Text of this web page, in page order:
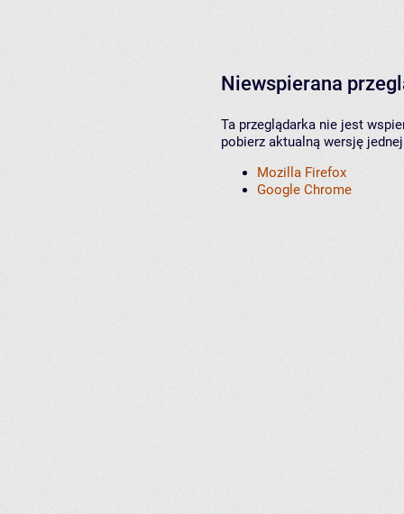
Niewspierana
Ta przeglądarka nie jest
pobierz aktualną wersję
Mozilla Firefox
Google Chrome